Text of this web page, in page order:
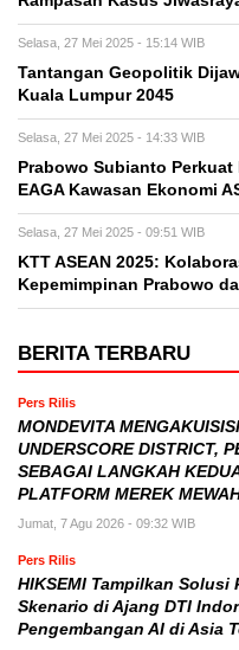
Selasa, 27 Mei 2025 - 15:14 WIB
Tantangan Geopolitik
Kuala Lumpur 2045
Selasa, 27 Mei 2025 - 14:33 WIB
Prabowo Subianto
EAGA Kawasan Ekonomi
Selasa, 27 Mei 2025 - 09:51 WIB
KTT ASEAN 2025:
Kepemimpinan Prabowo
BERITA TERBARU
Pers Rilis
MONDEVITA
UNDERSCORE DISTRICT,
SEBAGAI LANGKAH
PLATFORM MEREK
Jumat, 7 Agu 2026 - 09:32 WIB
Pers Rilis
HIKSEMI Tampilkan
Skenario di Ajang DTI
Pengembangan AI di Asia